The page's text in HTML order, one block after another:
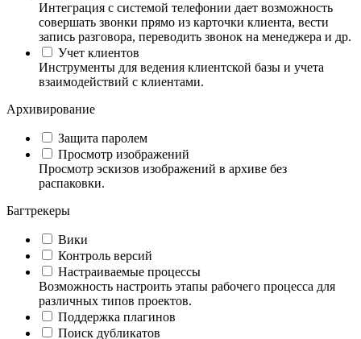
Интеграция с системой телефонии дает возможность
совершать звонки прямо из карточки клиента, вести
запись разговора, переводить звонок на менеджера и др.
Учет клиентов
Инструменты для ведения клиентской базы и учета
взаимодействий с клиентами.
Архивирование
Защита паролем
Просмотр изображений
Просмотр эскизов изображений в архиве без
распаковки.
Багтрекеры
Вики
Контроль версий
Настраиваемые процессы
Возможность настроить этапы рабочего процесса для
различных типов проектов.
Поддержка плагинов
Поиск дубликатов